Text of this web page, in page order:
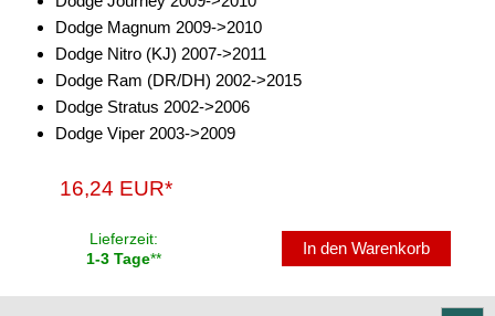
für Toyota
für Volkswagen
Monitore
Zubehör
Soundprozessoren
Dodge Magnum 2009->2010
Dodge Nitro (KJ) 2007->2011
Dodge Ram (DR/DH) 2002->2015
Dodge Stratus 2002->2006
Dodge Viper 2003->2009
16,24 EUR*
Lieferzeit:
1-3 Tage**
In den Warenkorb